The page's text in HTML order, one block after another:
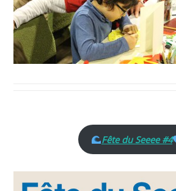
Fête du Seeee #4